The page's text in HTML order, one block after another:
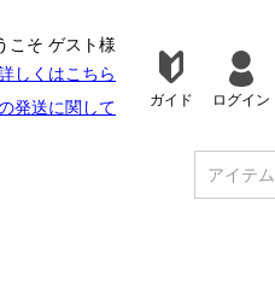
こそ ゲスト様
しくはこちら
発送に関して
ガイド ログイン